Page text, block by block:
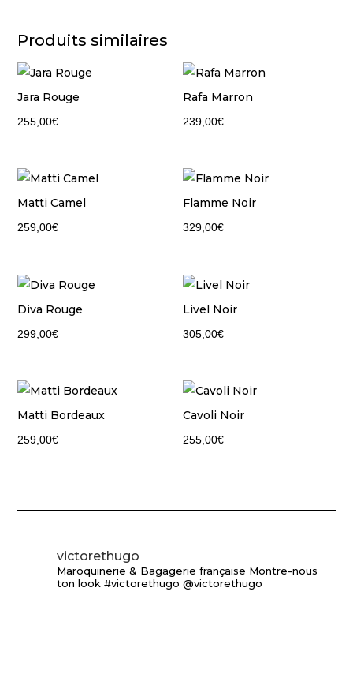
Produits similaires
Jara Rouge
255,00€
Rafa Marron
239,00€
Matti Camel
259,00€
Flamme Noir
329,00€
Diva Rouge
299,00€
Livel Noir
305,00€
Matti Bordeaux
259,00€
Cavoli Noir
255,00€
victorethugo
Maroquinerie & Bagagerie française Montre-nous
ton look #victorethugo @victorethugo